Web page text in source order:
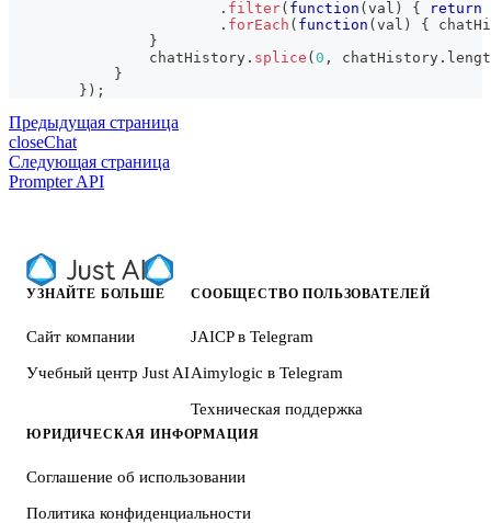
. filter( function ( val ) { return
. forEach ( function ( val ) {
}
                chatHistory
. splice ( 0 , chatHistory .
}
} ) ;
Предыдущая страница
closeChat
Следующая страница
Prompter API
УЗНАЙТЕ БОЛЬШЕ
Сайт компании
Учебный центр Just AI
СООБЩЕСТВО ПОЛЬЗОВАТЕЛЕЙ
JAICP в Telegram
Aimylogic в Telegram
Техническая поддержка
ЮРИДИЧЕСКАЯ ИНФОРМАЦИЯ
Соглашение об использовании
Политика конфиденциальности